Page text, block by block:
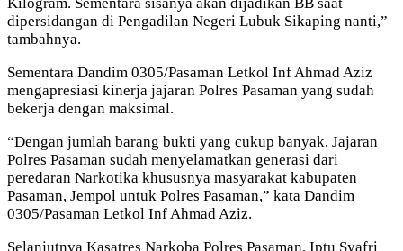
dipersidangan di Pengadilan Negeri Lubuk Sikaping nanti,”
tambahnya.
Sementara Dandim 0305/Pasaman Letkol Inf Ahmad Aziz
mengapresiasi kinerja jajaran Polres Pasaman yang sudah
bekerja dengan maksimal.
“Dengan jumlah barang bukti yang cukup banyak, Jajaran
Polres Pasaman sudah menyelamatkan generasi dari
peredaran Narkotika khususnya masyarakat kabupaten
Pasaman, Jempol untuk Polres Pasaman,” kata Dandim
0305/Pasaman Letkol Inf Ahmad Aziz.
Selanjutnya Kasatres Narkoba Polres Pasaman, Iptu Syafri